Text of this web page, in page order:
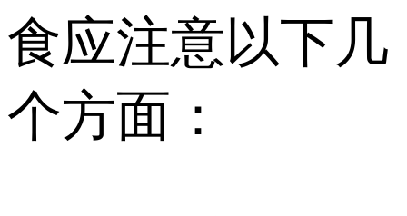
食应注意以下几
个方面：